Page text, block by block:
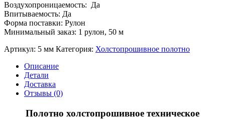
Воздухопроницаемость: Да
Впитываемость: Да
Форма поставки: Рулон
Минимальный заказ: 1 рулон, 50 м
Артикул: 5 мм Категория: Холстопрошивное полотно
Описание
Детали
Доставка
Отзывы (0)
Полотно холстопрошивное техническое